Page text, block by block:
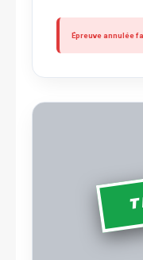
Épreuve annulée